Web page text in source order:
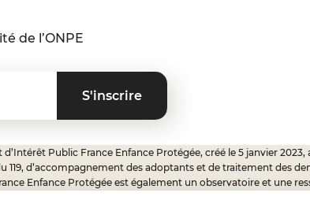
de l’ONPE
Public France Enfance Protégée, créé le 5 janvier
119, d’accompagnement des adoptants et de traitement des
Enfance Protégée est également un observatoire et une